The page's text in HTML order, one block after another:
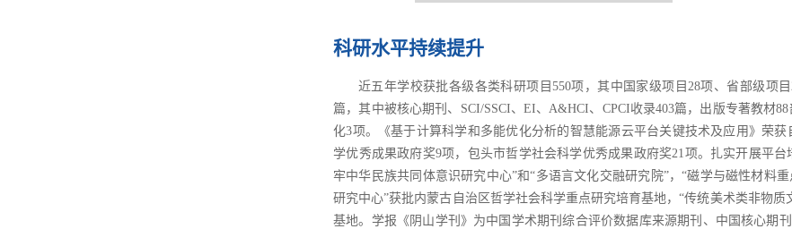
科研水平持续提升
近五年学校获批各级各类科研项目550项，其中国家级项目28项、省部级项
篇，其中被核心期刊、SCI/SSCI、EI、A&HCI、CPCI收录403篇，出版专著教材
化3项。《基于计算科学和多能优化分析的智慧能源云平台关键技术及应用》荣
学优秀成果政府奖9项，包头市哲学社会科学优秀成果政府奖21项。扎实开展平台
牢中华民族共同体意识研究中心”和“多语言文化交融研究院”，“磁学与磁性材料
研究中心”获批内蒙古自治区哲学社会科学重点研究培育基地，“传统美术类非物
基地。学报《阴山学刊》为中国学术期刊综合评价数据库来源期刊、中国核心期